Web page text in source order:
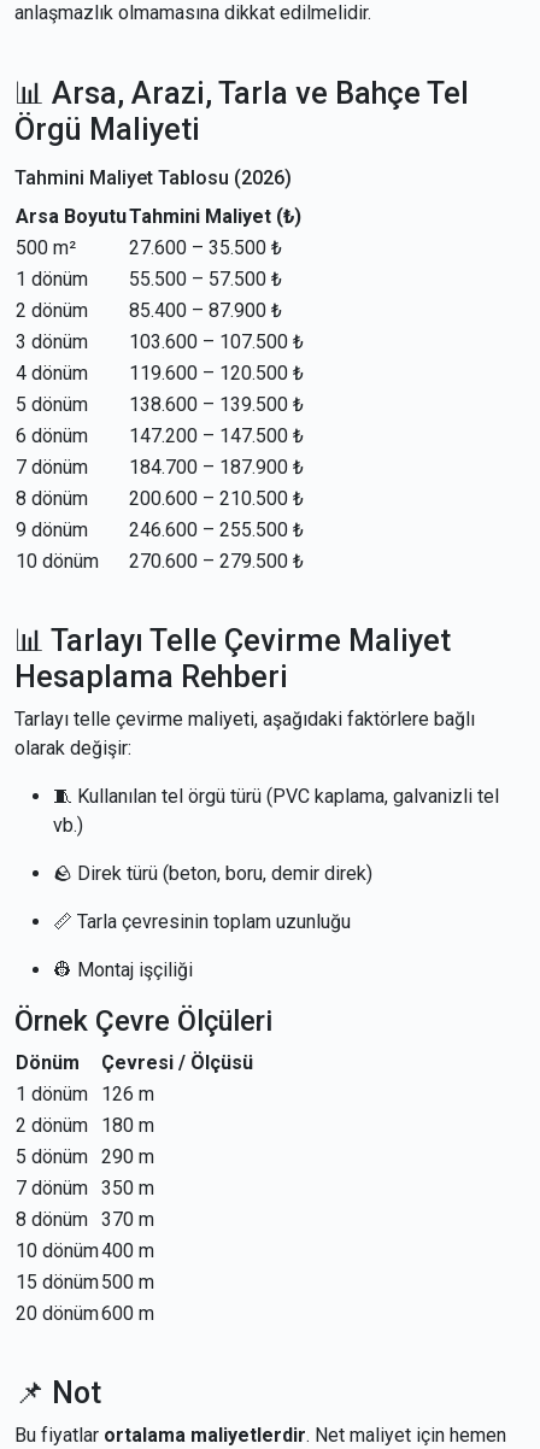
anlaşmazlık olmamasına dikkat edilmelidir.
📊 Arsa, Arazi, Tarla ve Bahçe Tel
Örgü Maliyeti
Tahmini Maliyet Tablosu (2026)
Arsa BoyutuTahmini Maliyet (₺)
500 m²
27.600 – 35.500 ₺
1 dönüm
55.500 – 57.500 ₺
2 dönüm
85.400 – 87.900 ₺
3 dönüm
103.600 – 107.500 ₺
4 dönüm
119.600 – 120.500 ₺
5 dönüm
138.600 – 139.500 ₺
6 dönüm
147.200 – 147.500 ₺
7 dönüm
184.700 – 187.900 ₺
8 dönüm
200.600 – 210.500 ₺
9 dönüm
246.600 – 255.500 ₺
10 dönüm
270.600 – 279.500 ₺
📊 Tarlayı Telle Çevirme Maliyet
Hesaplama Rehberi
Tarlayı telle çevirme maliyeti, aşağıdaki faktörlere bağlı
olarak değişir:
🧵 Kullanılan tel örgü türü (PVC kaplama, galvanizli tel
vb.)
🪨 Direk türü (beton, boru, demir direk)
📏 Tarla çevresinin toplam uzunluğu
👷 Montaj işçiliği
Örnek Çevre Ölçüleri
Dönüm
Çevresi / Ölçüsü
1 dönüm
126 m
2 dönüm
180 m
5 dönüm 290 m
7 dönüm 350 m
8 dönüm 370 m
10 dönüm400 m
15 dönüm500 m
20 dönüm600 m
📌 Not
Bu fiyatlar ortalama maliyetlerdir. Net maliyet için hemen